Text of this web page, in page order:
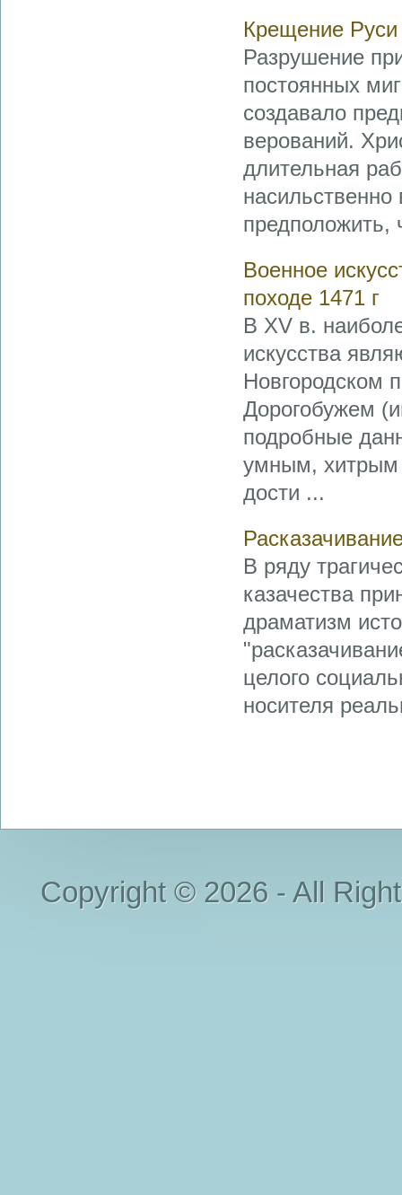
Крещение Руси
Разрушение
постоянных
создавало
верований.
длительная
предположить,
Военное
походе 1471 г
В XV в.
искусства
Новгородском
Дорогобужем
подробные
умным, хитрым
дости ...
В ряду
казачества
драматизм
целого
носителя
Copyright © 2026 - All